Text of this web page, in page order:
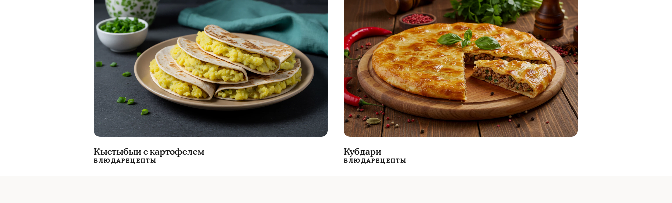
Кыстыбыи с картофелем
БЛЮДАРЕЦЕПТЫ
Кубдари
БЛЮДАРЕЦЕПТЫ